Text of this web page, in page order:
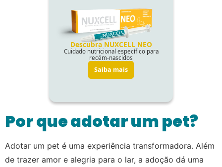
Por que adotar um pet?
Adotar um pet é uma experiência transformadora. Além
de trazer amor e alegria para o lar, a adoção dá uma